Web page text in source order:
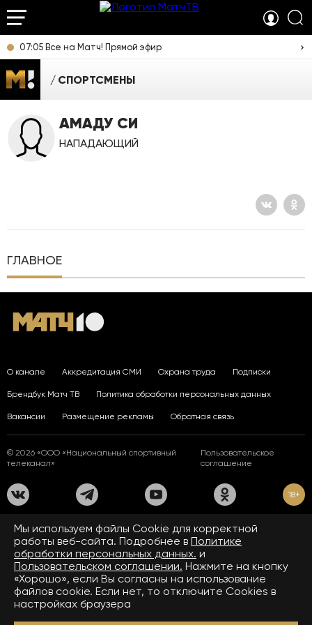
07:05 Все на Матч! Прямой эфир
СПОРТСМЕНЫ
АМАДУ СИ
НАПАДАЮЩИЙ
ГЛАВНОЕ
О канале Аккредитация СМИ Охрана труда Подписки
Брендбук Матч ТВ Политика обработки персональных данных
Вакансии Размещение рекламы Обратная связь
© 2026 «ООО «Национальный спортивный
телеканал»
Пользовательское
соглашение
18+
На сайте применяются рекомендательные технологии. Подробнее
Правилах применения рекомендательных технологий.
Средство массовой информации сетевое издание «www.matchtv.ru»
зарегистрировано Федеральной службой по надзору в сфере связи,
информационных технологий и массовых коммуникаций (Роскомнадзор).
Свидетельство о регистрации средства массовой информации ЭЛ № ФС 77 - 72390
от 28.02.2018. Название — www.matchtv.ru.
Учредитель (соучредители) СМИ сетевого издания «www.matchtv.ru»: ООО
«Национальный спортивный телеканал», главный редактор СМИ сетевого издания
Мы используем файлы Сookie для корректной
работы веб-сайта. Подробнее в Политике
обработки персональных данных. и
Пользовательском соглашении. Нажмите на кнопку
«Хорошо», если Вы согласны на использование
файлов cookie. Если нет, то отключите Cookies в
настройках браузера